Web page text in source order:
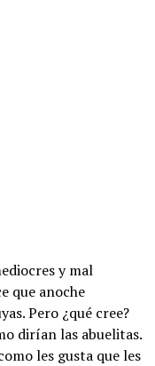
y mal
que anoche
Pero ¿qué cree?
dirían las abuelitas.
les gusta que les